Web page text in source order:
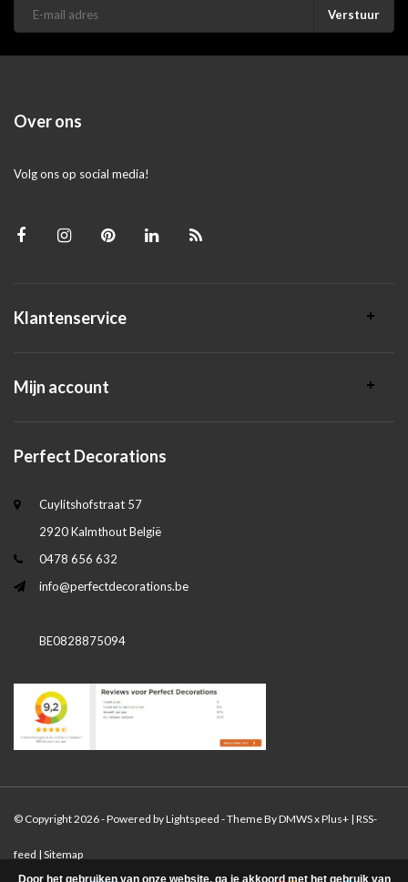
Verstuur
Over ons
Volg ons op social media!
Klantenservice
Mijn account
Perfect Decorations
Cuylitshofstraat 57
2920 Kalmthout België
0478 656 632
info@perfectdecorations.be
BE0828875094
© Copyright 2026 - Powered byLightspeed - Theme ByDMWSxPlus+ | RSS-
feed | Sitemap
Door het gebruiken van onze website, ga je akkoord met het gebruik van